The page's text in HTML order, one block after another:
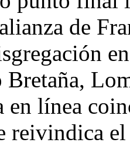
de
Bretaña,
en línea
reivindica